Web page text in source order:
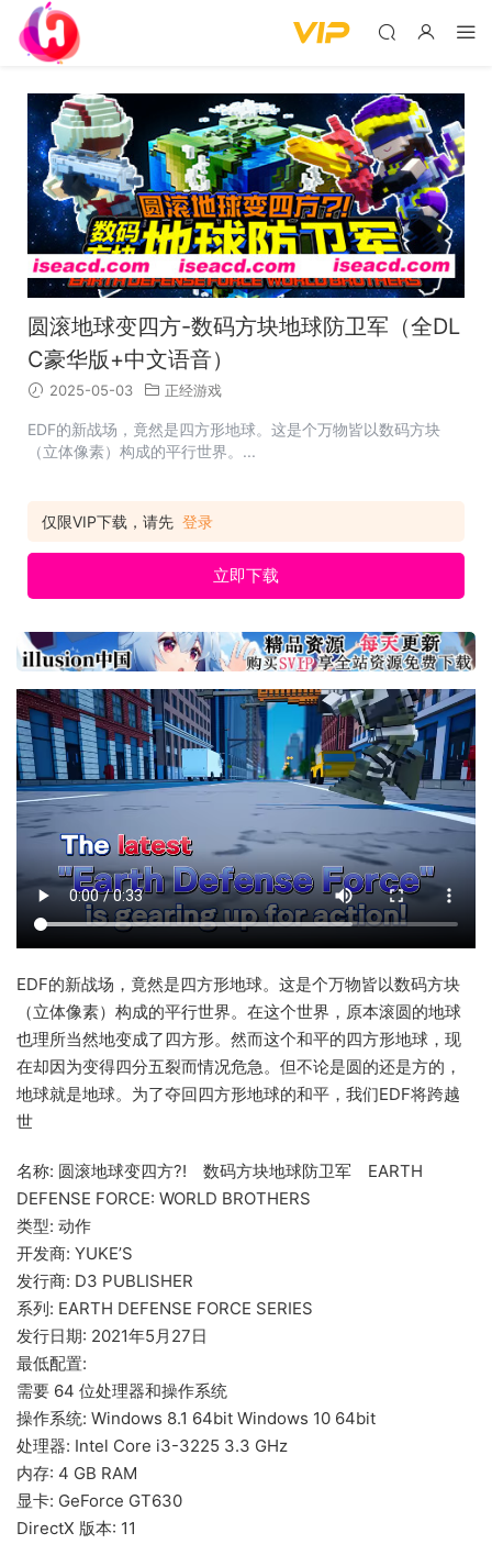
圆滚地球变四方-数码方块地球防卫军（全DL
C豪华版+中文语音）
2025-05-03 正经游戏
EDF的新战场，竟然是四方形地球。这是个万物皆以数码方块
（立体像素）构成的平行世界。...
仅限VIP下载，请先 登录
立即下载
EDF的新战场，竟然是四方形地球。这是个万物皆以数码方块
（立体像素）构成的平行世界。在这个世界，原本滚圆的地球
也理所当然地变成了四方形。然而这个和平的四方形地球，现
在却因为变得四分五裂而情况危急。但不论是圆的还是方的，
地球就是地球。为了夺回四方形地球的和平，我们EDF将跨越
世
名称: 圆滚地球变四方?! 数码方块地球防卫军 EARTH
DEFENSE FORCE: WORLD BROTHERS
类型: 动作
开发商: YUKE’S
发行商: D3 PUBLISHER
系列: EARTH DEFENSE FORCE SERIES
发行日期: 2021年5月27日
最低配置:
需要 64 位处理器和操作系统
操作系统: Windows 8.1 64bit Windows 10 64bit
处理器: Intel Core i3-3225 3.3 GHz
内存: 4 GB RAM
显卡: GeForce GT630
DirectX 版本: 11